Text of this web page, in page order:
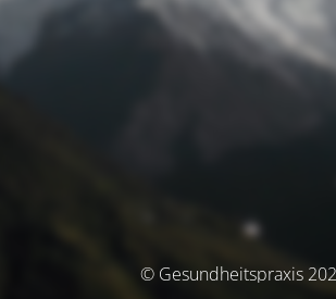
© Gesundheitspraxis